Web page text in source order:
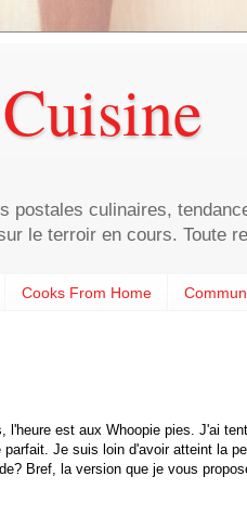
postales culinaires,
le terroir en cours. Toute
Cooks From Home
est aux Whoopie pies. J'ai
Je suis loin d'avoir atteint la
Bref, la version que je vous